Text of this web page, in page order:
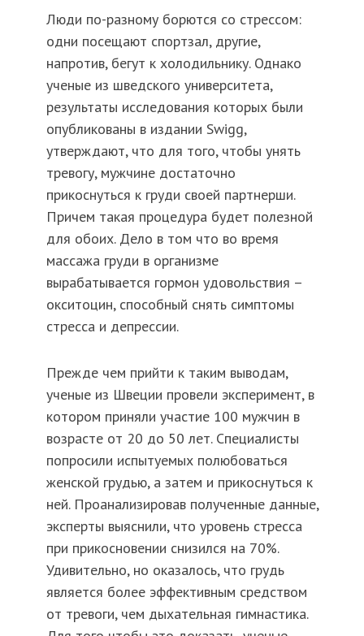
Люди по-разному борются со стрессом:
одни посещают спортзал, другие,
напротив, бегут к холодильнику. Однако
ученые из шведского университета,
результаты исследования которых были
опубликованы в издании Swigg,
утверждают, что для того, чтобы унять
тревогу, мужчине достаточно
прикоснуться к груди своей партнерши.
Причем такая процедура будет полезной
для обоих. Дело в том что во время
массажа груди в организме
вырабатывается гормон удовольствия –
окситоцин, способный снять симптомы
стресса и депрессии.
Прежде чем прийти к таким выводам,
ученые из Швеции провели эксперимент, в
котором приняли участие 100 мужчин в
возрасте от 20 до 50 лет. Специалисты
попросили испытуемых полюбоваться
женской грудью, а затем и прикоснуться к
ней. Проанализировав полученные данные,
эксперты выяснили, что уровень стресса
при прикосновении снизился на 70%.
Удивительно, но оказалось, что грудь
является более эффективным средством
от тревоги, чем дыхательная гимнастика.